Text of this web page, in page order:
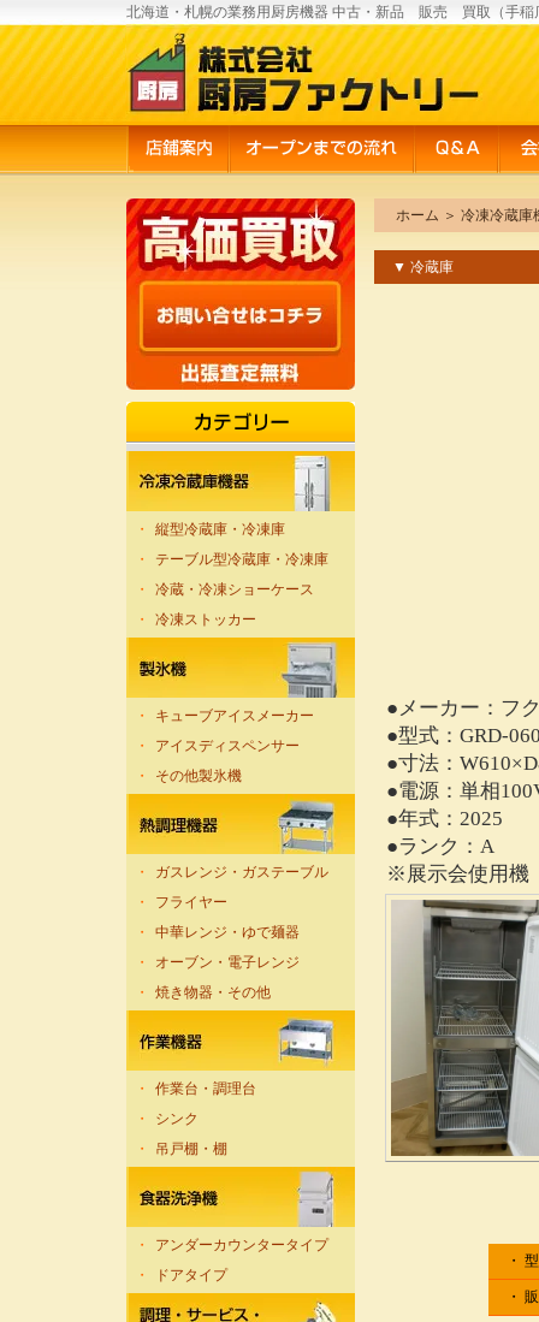
北海道・札幌の業務用厨房機器 中古・新品 販売 買取（手稲
・
縦型冷蔵庫・冷凍庫
・
テーブル型冷蔵庫・冷凍庫
・
冷蔵・冷凍ショーケース
・
冷凍ストッカー
・
キューブアイスメーカー
・
アイスディスペンサー
・
その他製氷機
・
ガスレンジ・ガステーブル
・
フライヤー
・
中華レンジ・ゆで麺器
・
オーブン・電子レンジ
・
焼き物器・その他
・
作業台・調理台
・
シンク
・
吊戸棚・棚
・
アンダーカウンタータイプ
・
ドアタイプ
ホーム ＞ 冷凍冷蔵庫
▼ 冷蔵庫
●メーカー：フ
●型式：GRD-
●寸法：
●電源：単相
●年式：2025
●ランク：A
※展示会使用機
・
・